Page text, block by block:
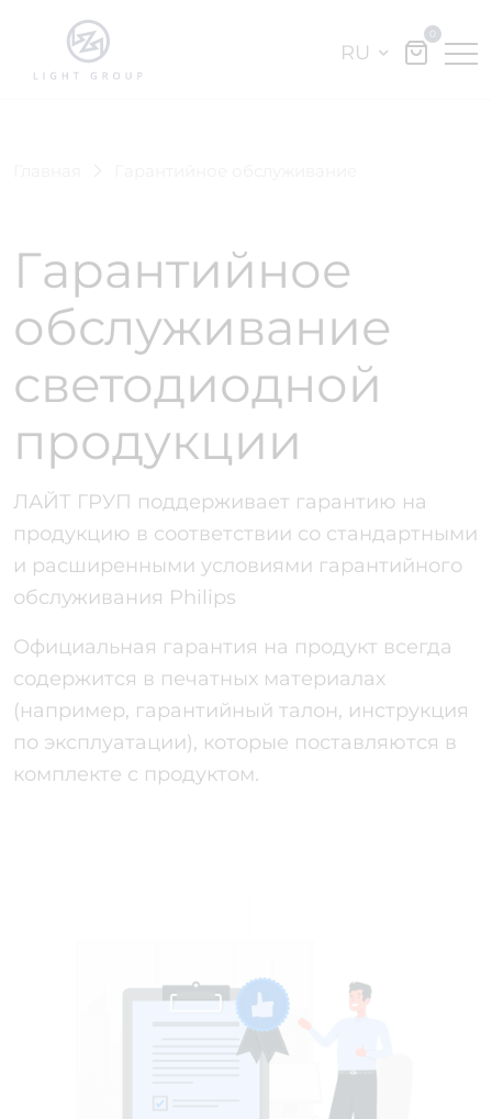
RU
0
Гарантийное
обслуживание
светодиодной
продукции
ЛАЙТ ГРУП поддерживает гарантию на
продукцию в соответствии со стандартными
и расширенными условиями гарантийного
обслуживания Philips
Официальная гарантия на продукт всегда
содержится в печатных материалах
(например, гарантийный талон, инструкция
по эксплуатации), которые поставляются в
комплекте с продуктом.